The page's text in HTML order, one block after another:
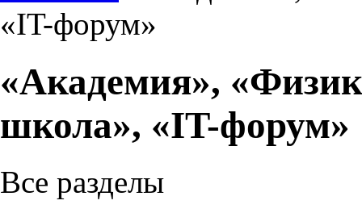
«IT-форум»
«Академия»,
школа», «IT-форум»
Все разделы